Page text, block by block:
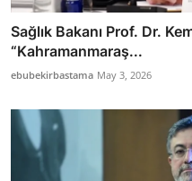
Sağlık Bakanı Prof. Dr.
“Kahramanmaraş...
ebubekirbastama May 3, 2026